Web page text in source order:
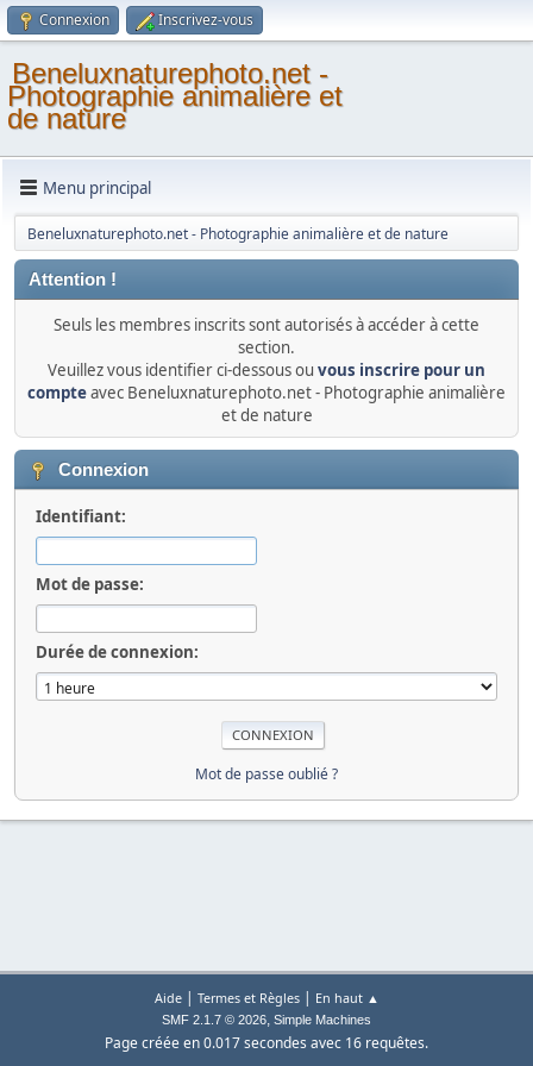
Connexion Inscrivez-vous
Beneluxnaturephoto.net -
Photographie animalière et
de nature
Menu principal
Beneluxnaturephoto.net - Photographie animalière et de nature
Attention !
Seuls les membres inscrits sont autorisés à accéder à cette
section.
Veuillez vous identifier ci-dessous ou vous inscrire pour un
compteavec Beneluxnaturephoto.net - Photographie animalière
et de nature
Connexion
Identifiant:
Mot de passe:
Durée de connexion:
Mot de passe oublié ?
Aide| Termes et Règles| En haut ▲
SMF 2.1.7 © 2026, Simple Machines
Page créée en 0.017 secondes avec 16 requêtes.